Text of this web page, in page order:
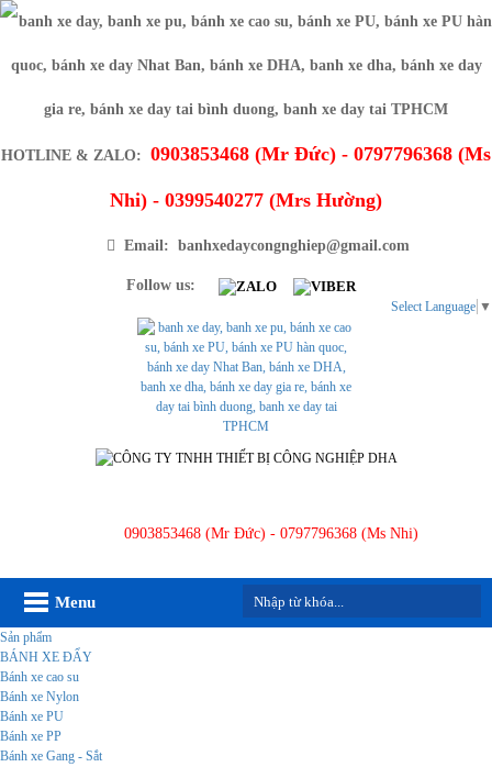
HOTLINE & ZALO: 0903853468 (Mr Đức) - 0797796368 (Ms
Nhi) - 0399540277 (Mrs Hường)
Email: banhxedaycongnghiep@gmail.com
Follow us:
0903853468 (Mr Đức) - 0797796368 (Ms Nhi)
Select Language ▼
Menu
Sản phẩm
BÁNH XE ĐẨY
Bánh xe cao su
Bánh xe Nylon
Bánh xe PU
Bánh xe PP
Bánh xe Gang - Sắt